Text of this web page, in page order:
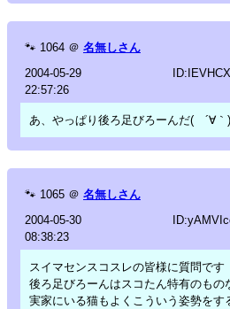
🐾 1064 ＠ 名無しさん
2004-05-29
22:57:26
あ、やっぱり後ろ足びろーんだ( ´∀｀)
🐾 1065 ＠ 名無しさん
2004-05-30
08:38:23
スイマセンスコスレの皆様に質問です
後ろ足びろーんはスコたん特有のもの
実家にいる猫もよくこういう姿勢をす